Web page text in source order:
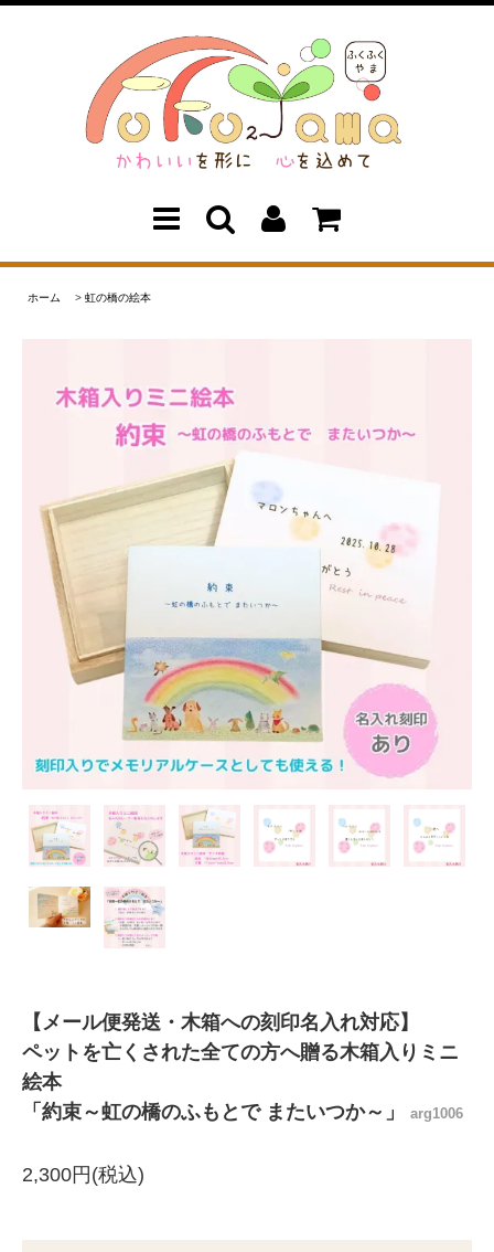
ホーム > 虹の橋の絵本
【メール便発送・木箱への刻印名入れ対応】
ペットを亡くされた全ての方へ贈る木箱入りミニ
絵本
「約束～虹の橋のふもとで またいつか～」
arg1006
2,300円(税込)